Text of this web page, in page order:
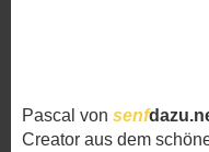
Pascal von senf
Creator aus dem